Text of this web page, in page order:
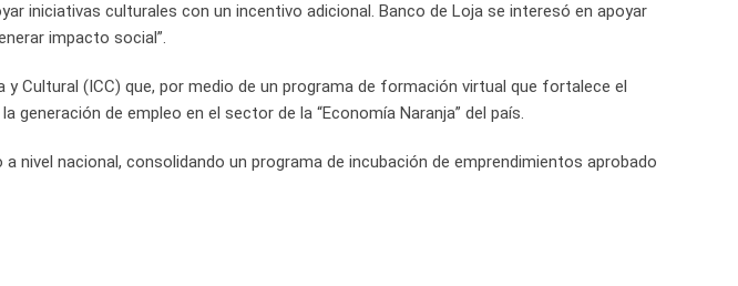
iniciativas culturales con un incentivo adicional. Banco de Loja se interesó en apoyar
impacto social”.
Cultural (ICC) que, por medio de un programa de formación virtual que fortalece el
de empleo en el sector de la “Economía Naranja” del país.
nivel nacional, consolidando un programa de incubación de emprendimientos aprobado